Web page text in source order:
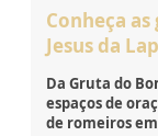
Conheça
Jesus da
Da Gruta do
espaços de
de romeiros em